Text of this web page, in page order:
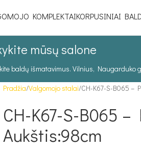
KOMPLEKTAIKORPUSINIAI
mūsų salone
baldų išmatavimus. Vilnius, Naugarduko
Pradžia Valgomojo stalai CH-K67-S-B065 –
CH-K67-S-B065
Aukštis:98cm